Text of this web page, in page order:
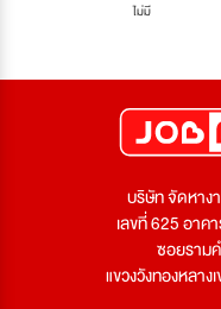
ไม่มี
บริษัท จัดหาง
เลขที่ 625 อาค
ซอยราม
แขวงวังทองหลา